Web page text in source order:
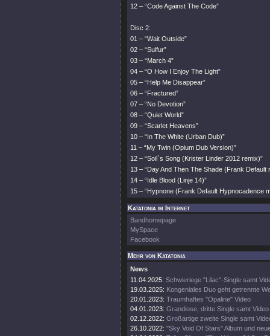
12 – “Code Against The Code”
Disc 2:
01 – “Wait Outside”
02 – “Sulfur”
03 – “March 4”
04 – “O How I Enjoy The Light”
05 – “Help Me Disappear”
06 – “Fractured”
07 – “No Devotion”
08 – “Quiet World”
09 – “Scarlet Heavens”
10 – “In The White (Urban Dub)”
11 – “My Twin (Opium Dub Version)”
12 – “Soil`s Song (Krister Linder 2012 remix)”
13 – “Day And Then The Shade (Frank Default
14 – “Idle Blood (Linje 14)”
15 – “Hypnone (Frank Default Hypnocadence
Katatonia im Internet
Bandhomepage
MySpace
Facebook
Mehr von Katatonia
News
11.04.2025: Schwieriege "Lilac"-Single samt
19.03.2025: Kongeniales Duo geht getrennte
20.01.2023: Traumhaftes "Opaline" Video
04.01.2023: Grandiose, dritte Single samt Video
02.12.2022: Großartige zweite Single samt
26.10.2022: "Sky Void Of Stars" Album und